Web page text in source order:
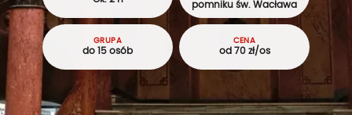
pomniku św. Wacława
GRUPA
do 15 osób
CENA
od 70 zł/os